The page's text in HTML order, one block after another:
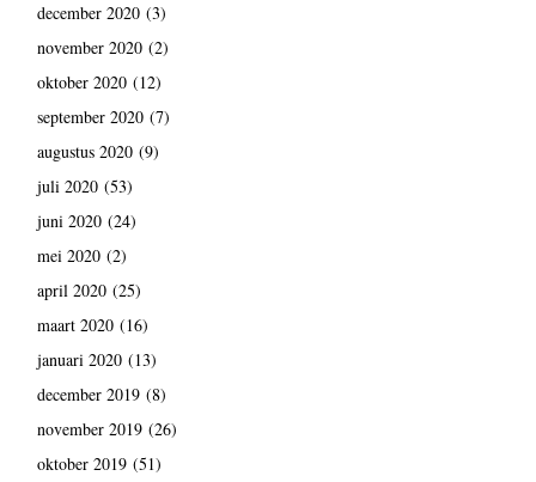
december 2020(3)
november 2020(2)
oktober 2020(12)
september 2020(7)
augustus 2020(9)
juli 2020(53)
juni 2020(24)
mei 2020(2)
april 2020(25)
maart 2020(16)
januari 2020(13)
december 2019(8)
november 2019(26)
oktober 2019(51)